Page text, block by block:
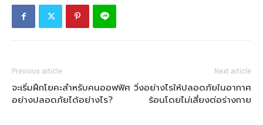
Previous article
จะเริ่มฝึกโยคะสำหรับคนออฟฟิศ
อย่างปลอดภัยได้อย่างไร?
Next article
วิ่งอย่างไรให้ปลอดภัยในอากาศ
ร้อนโดยไม่เสี่ยงต่อร่างกาย